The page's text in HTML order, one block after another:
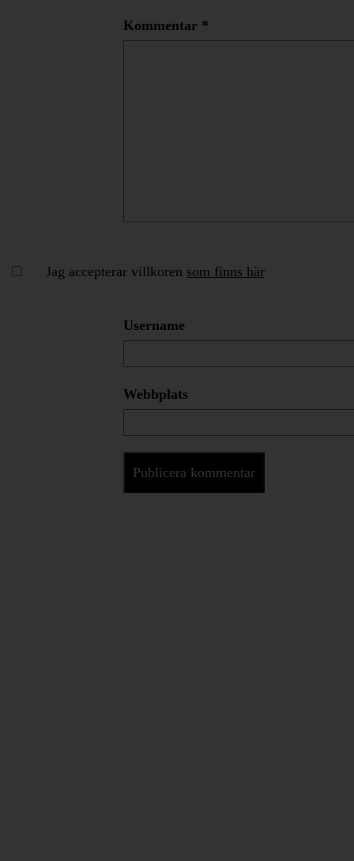
Kommentar *
Jag accepterar villkoren som finns här
Username
Webbplats